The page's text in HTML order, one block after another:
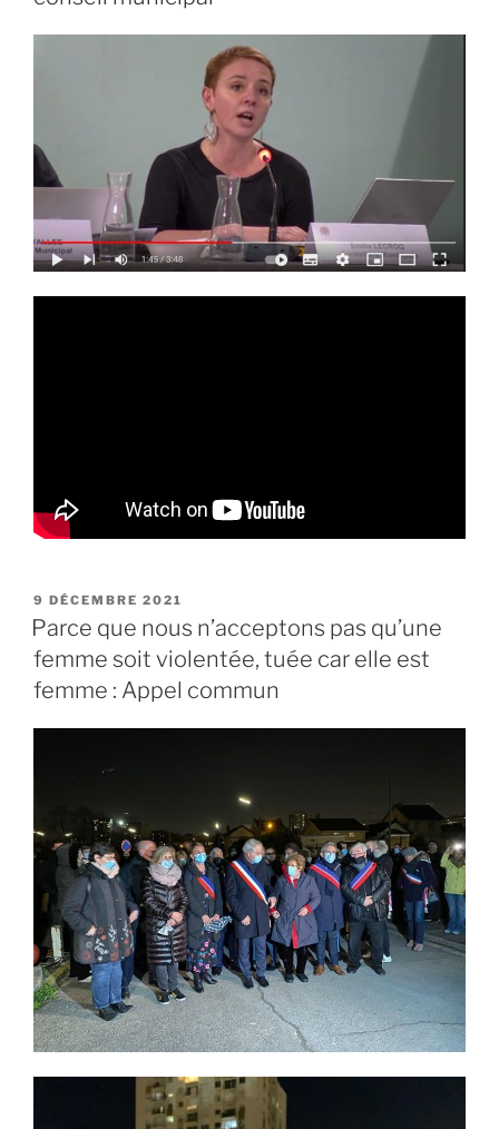
PUBLIÉ
LE
9 DÉCEMBRE 2021
Parce que nous n’acceptons pas qu’une
femme soit violentée, tuée car elle est
femme : Appel commun